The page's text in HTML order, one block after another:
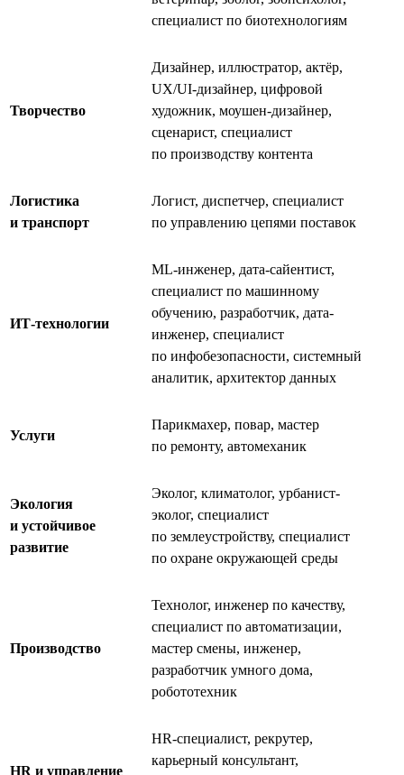
специалист по биотехнологиям
Творчество
Дизайнер, иллюстратор, актёр,
UX/UI-дизайнер, цифровой
художник, моушен-дизайнер,
сценарист, специалист
по производству контента
Логистика
и транспорт
Логист, диспетчер, специалист
по управлению цепями поставок
ИТ-технологии
ML-инженер, дата-сайентист,
специалист по машинному
обучению, разработчик, дата-
инженер, специалист
по инфобезопасности, системный
аналитик, архитектор данных
Услуги
Парикмахер, повар, мастер
по ремонту, автомеханик
Экология
и устойчивое
развитие
Эколог, климатолог, урбанист-
эколог, специалист
по землеустройству, специалист
по охране окружающей среды
Производство
Технолог, инженер по качеству,
специалист по автоматизации,
мастер смены, инженер,
разработчик умного дома,
робототехник
HR и управление
HR-специалист, рекрутер,
карьерный консультант,